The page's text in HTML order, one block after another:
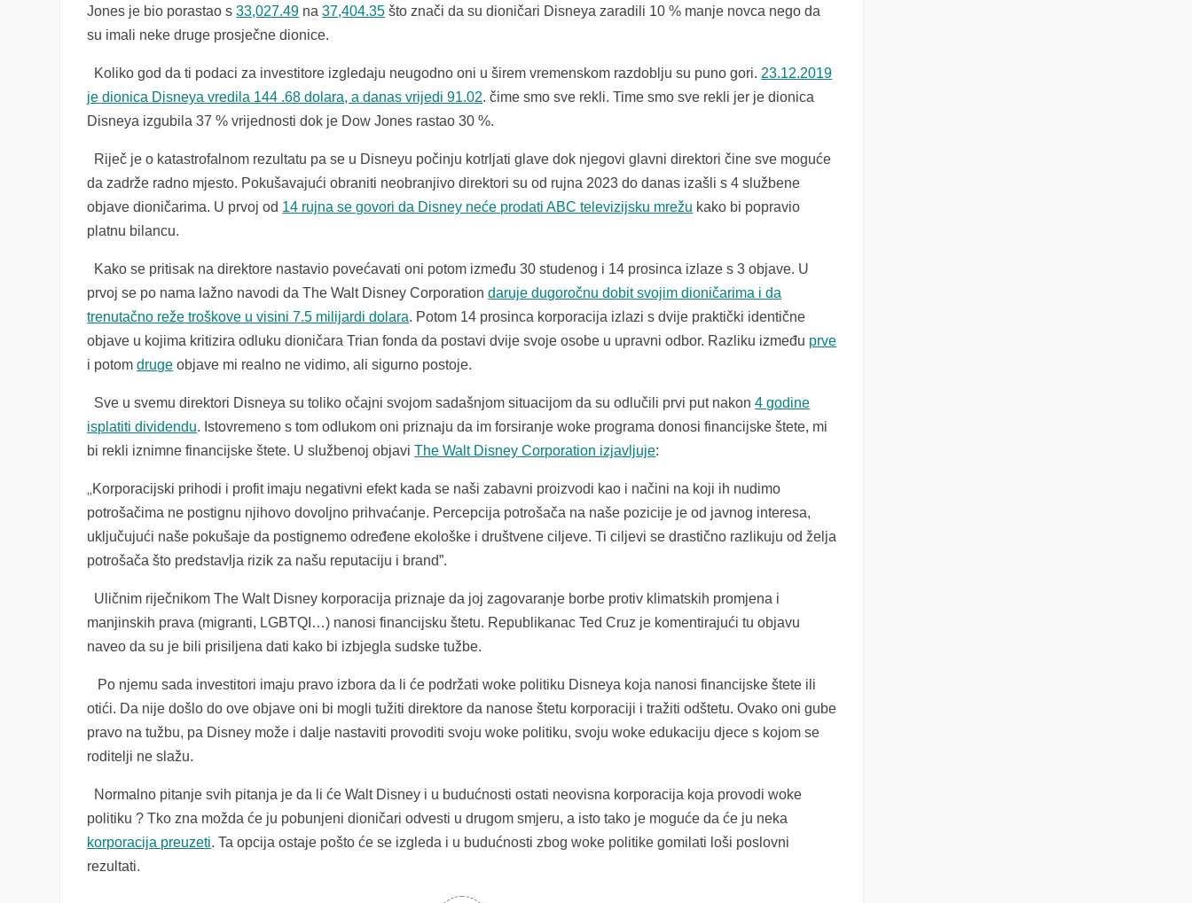
Jones je bio porastao s33,027.49 na37,404.35 što znači da su dioničari Disneya zaradili 10 % manje novca nego da
su imali neke druge prosječne dionice.
Koliko god da ti podaci za investitore izgledaju neugodno oni u širem vremenskom razdoblju su puno gori. 23.12.2019
je dionica Disneya vredila 144 .68 dolara, a danas vrijedi 91.02. čime smo sve rekli. Time smo sve rekli jer je dionica
Disneya izgubila 37 % vrijednosti dok je Dow Jones rastao 30 %.
Riječ je o katastrofalnom rezultatu pa se u Disneyu počinju kotrljati glave dok njegovi glavni direktori čine sve moguće
da zadrže radno mjesto. Pokušavajući obraniti neobranjivo direktori su od rujna 2023 do danas izašli s 4 službene
objave dioničarima. U prvoj od 14 rujna se govori da Disney neće prodati ABC televizijsku mrežu kako bi popravio
platnu bilancu.
Kako se pritisak na direktore nastavio povećavati oni potom između 30 studenog i 14 prosinca izlaze s 3 objave. U
prvoj se po nama lažno navodi da The Walt Disney Corporationdaruje dugoročnu dobit svojim dioničarima i da
trenutačno reže troškove u visini 7.5 milijardi dolara. Potom 14 prosinca korporacija izlazi s dvije praktički identične
objave u kojima kritizira odluku dioničara Trian fonda da postavi dvije svoje osobe u upravni odbor. Razliku između prve
i potomdruge objave mi realno ne vidimo, ali sigurno postoje.
Sve u svemu direktori Disneya su toliko očajni svojom sadašnjom situacijom da su odlučili prvi put nakon4 godine
isplatiti dividendu. Istovremeno s tom odlukom oni priznaju da im forsiranje woke programa donosi financijske štete, mi
bi rekli iznimne financijske štete. U službenoj objaviThe Walt Disney Corporation izjavljuje:
Korporacijski prihodi i profit imaju negativni efekt kada se naši zabavni proizvodi kao i načini na koji ih nudimo
potrošačima ne postignu njihovo dovoljno prihvaćanje. Percepcija potrošača na naše pozicije je od javnog interesa,
uključujući naše pokušaje da postignemo određene ekološke i društvene ciljeve. Ti ciljevi se drastično razlikuju od želja
potrošača što predstavlja rizik za našu reputaciju i brand”.
Uličnim riječnikom The Walt Disney korporacija priznaje da joj zagovaranje borbe protiv klimatskih promjena i
manjinskih prava (migranti, LGBTQI…) nanosi financijsku štetu. Republikanac Ted Cruz je komentirajući tu objavu
naveo da su je bili prisiljena dati kako bi izbjegla sudske tužbe.
Po njemu sada investitori imaju pravo izbora da li će podržati woke politiku Disneya koja nanosi financijske štete ili
otići. Da nije došlo do ove objave oni bi mogli tužiti direktore da nanose štetu korporaciji i tražiti odštetu. Ovako oni gube
pravo na tužbu, pa Disney može i dalje nastaviti provoditi svoju woke politiku, svoju woke edukaciju djece s kojom se
roditelji ne slažu.
Normalno pitanje svih pitanja je da li će Walt Disney i u budućnosti ostati neovisna korporacija koja provodi woke
politiku ? Tko zna možda će ju pobunjeni dioničari odvesti u drugom smjeru, a isto tako je moguće da će ju neka
korporacija preuzeti. Ta opcija ostaje pošto će se izgleda i u budućnosti zbog woke politike gomilati loši poslovni
rezultati.